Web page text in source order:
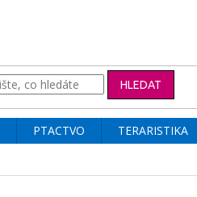
HLEDAT
PTACTVO TERARISTIKA